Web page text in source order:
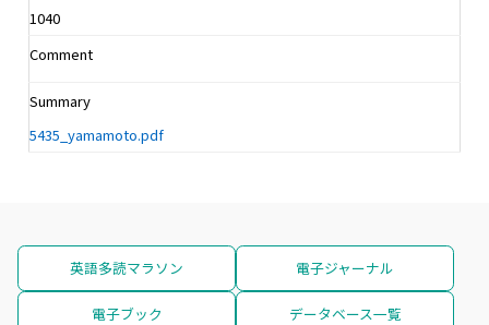
1040
Comment
Summary
5435_yamamoto.pdf
英語多読マラソン 電子ジャーナル
電子ブック データベース一覧